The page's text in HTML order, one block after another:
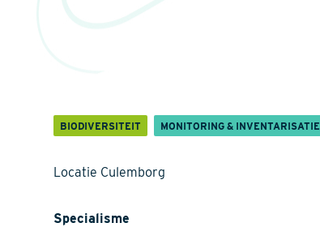
BIODIVERSITEIT MONITORING & INVENTARISATIE
Locatie Culemborg
Specialisme